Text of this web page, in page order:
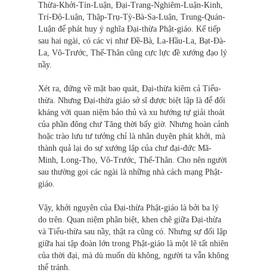
Thừa-Khởi-Tín-Luận, Đại-Trang-Nghiêm-Luận-Kinh,
Trí-Độ-Luận, Thập-Trụ-Tỳ-Bà-Sa-Luận, Trung-Quán-
Luận để phát huy ý nghĩa Đại-thừa Phật-giáo. Kế tiếp
sau hai ngài, có các vị như Đề-Bà, La-Hầu-La, Bạt-Đà-
La, Vô-Trước, Thế-Thân cũng cực lực đề xướng đạo lý
nầy.
Xét ra, đứng về mặt bao quát, Đại-thừa kiêm cả Tiểu-
thừa. Nhưng Đại-thừa giáo sở sĩ được biệt lập là để đối
kháng với quan niệm bảo thủ và xu hướng tự giải thoát
của phần đông chư Tăng thời bấy giờ. Nhưng hoàn cảnh
hoặc trào lưu tư tưởng chỉ là nhân duyên phát khởi, mà
thành quả lại do sự xướng lập của chư đại-đức Mã-
Minh, Long-Thọ, Vô-Trước, Thế-Thân. Cho nên người
sau thường gọi các ngài là những nhà cách mạng Phật-
giáo.
Vậy, khởi nguyên của Đại-thừa Phật-giáo là bởi ba lý
do trên. Quan niệm phân biệt, khen chê giữa Đại-thừa
và Tiểu-thừa sau nầy, thật ra cũng có. Nhưng sự đối lập
giữa hai tập đoàn lớn trong Phật-giáo là một lẽ tất nhiên
của thời đại, mà dù muốn dù không, người ta vẫn không
thể tránh.